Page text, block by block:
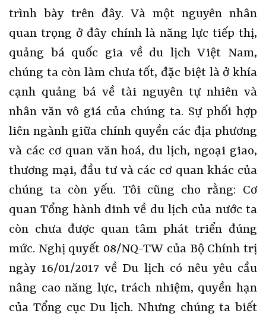
trình bày trên đây. Và một nguyên nhân
quan trọng ở đây chính là năng lực tiếp thị,
quảng bá quốc gia về du lịch Việt Nam,
chúng ta còn làm chưa tốt, đặc biệt là ở khía
cạnh quảng bá về tài nguyên tự nhiên và
nhân văn vô giá của chúng ta. Sự phối hợp
liên ngành giữa chính quyền các địa phương
và các cơ quan văn hoá, du lịch, ngoại giao,
thương mại, đầu tư và các cơ quan khác của
chúng ta còn yếu. Tôi cũng cho rằng: Cơ
quan Tổng hành dinh về du lịch của nước ta
còn chưa được quan tâm phát triển đúng
mức. Nghị quyết 08/NQ-TW của Bộ Chính trị
ngày 16/01/2017 về Du lịch có nêu yêu cầu
nâng cao năng lực, trách nhiệm, quyền hạn
của Tổng cục Du lịch. Nhưng chúng ta biết